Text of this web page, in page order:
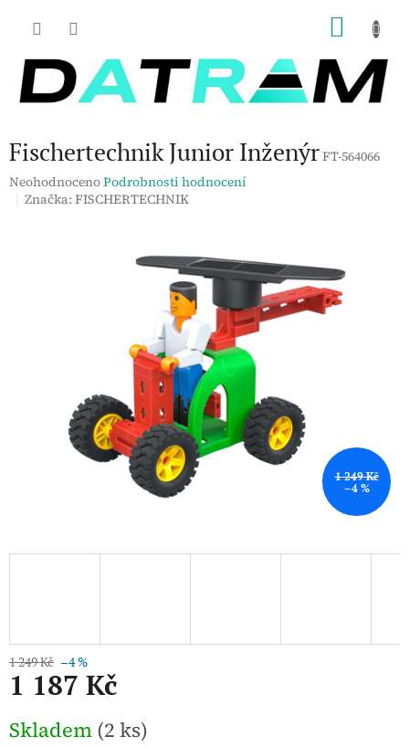
Fischertechnik Junior InženýrFT-564066
Průměrné
hodnocení
NeohodnocenoPodrobnosti hodnocení
Značka:FISCHERTECHNIK
1 249 Kč
–4 %
1 249 Kč –4 %
1 187 Kč
cena:
Skladem (2 ks)